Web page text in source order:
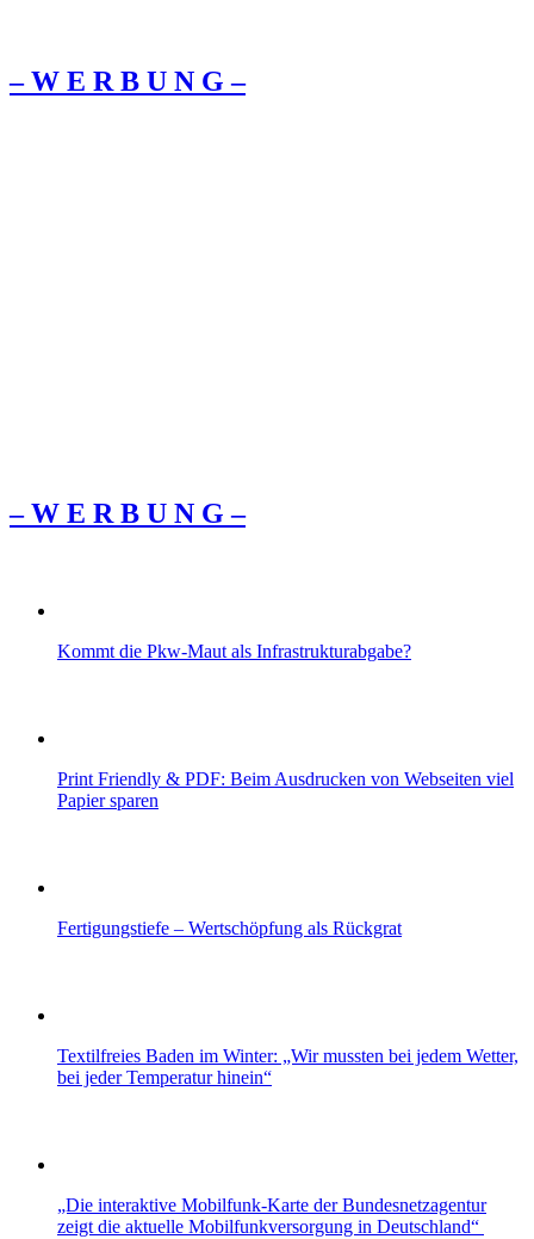
– W Ε R Β U Ν G –
– W Ε R Β U Ν G –
Kommt die Pkw-Maut als Infrastrukturabgabe?
Print Friendly & PDF: Beim Ausdrucken von Webseiten viel
Papier sparen
Fertigungstiefe – Wertschöpfung als Rückgrat
Textilfreies Baden im Winter: „Wir mussten bei jedem Wetter,
bei jeder Temperatur hinein“
„Die interaktive Mobilfunk-Karte der Bundesnetzagentur
zeigt die aktuelle Mobilfunkversorgung in Deutschland“